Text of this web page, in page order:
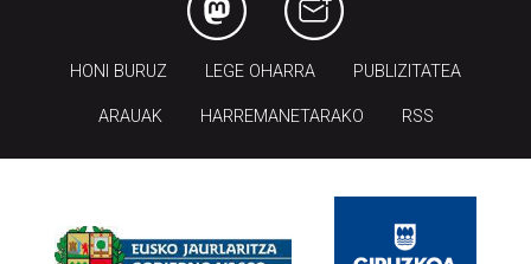
HONI BURUZ LEGE OHARRA PUBLIZITATEA
ARAUAK HARREMANETARAKO RSS